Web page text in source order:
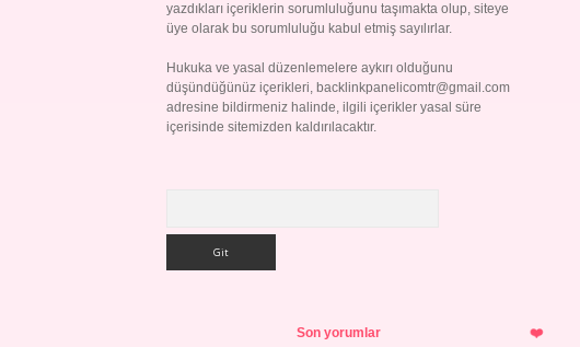
yazdıkları içeriklerin sorumluluğunu taşımakta olup, siteye
üye olarak bu sorumluluğu kabul etmiş sayılırlar.
Hukuka ve yasal düzenlemelere aykırı olduğunu
düşündüğünüz içerikleri, backlinkpanelicomtr@gmail.com
adresine bildirmeniz halinde, ilgili içerikler yasal süre
içerisinde sitemizden kaldırılacaktır.
Son yorumlar